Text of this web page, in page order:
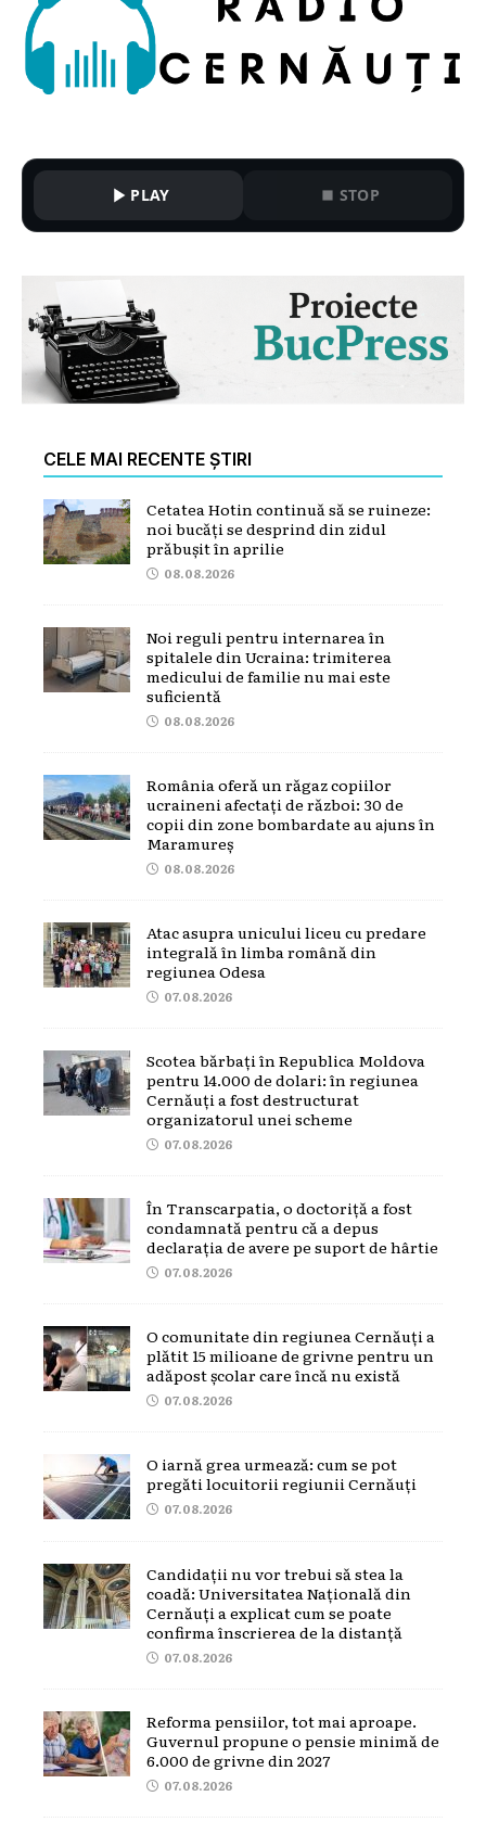
PLAY STOP
CELE MAI RECENTE ȘTIRI
Cetatea Hotin continuă să se ruineze:
noi bucăți se desprind din zidul
prăbușit în aprilie
08.08.2026
Noi reguli pentru internarea în
spitalele din Ucraina: trimiterea
medicului de familie nu mai este
suficientă
08.08.2026
România oferă un răgaz copiilor
ucraineni afectați de război: 30 de
copii din zone bombardate au ajuns în
Maramureș
08.08.2026
Atac asupra unicului liceu cu predare
integrală în limba română din
regiunea Odesa
07.08.2026
Scotea bărbați în Republica Moldova
pentru 14.000 de dolari: în regiunea
Cernăuți a fost destructurat
organizatorul unei scheme
07.08.2026
În Transcarpatia, o doctoriță a fost
condamnată pentru că a depus
declarația de avere pe suport de hârtie
07.08.2026
O comunitate din regiunea Cernăuți a
plătit 15 milioane de grivne pentru un
adăpost școlar care încă nu există
07.08.2026
O iarnă grea urmează: cum se pot
pregăti locuitorii regiunii Cernăuți
07.08.2026
Candidații nu vor trebui să stea la
coadă: Universitatea Națională din
Cernăuți a explicat cum se poate
confirma înscrierea de la distanță
07.08.2026
Reforma pensiilor, tot mai aproape.
Guvernul propune o pensie minimă de
6.000 de grivne din 2027
07.08.2026